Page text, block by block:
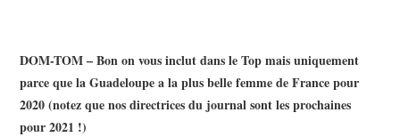
DOM-TOM – Bon on vous inclut dans le Top mais uniquement
parce que la Guadeloupe a la plus belle femme de France pour
2020 (notez que nos directrices du journal sont les prochaines
pour 2021 !)